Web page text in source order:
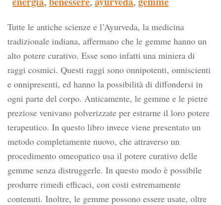
Tutte le antiche scienze e l’Ayurveda, la medicina
tradizionale indiana, affermano che le gemme hanno un
alto potere curativo. Esse sono infatti una miniera di
raggi cosmici. Questi raggi sono onnipotenti, onniscienti
e onnipresenti, ed hanno la possibilità di diffondersi in
ogni parte del corpo. Anticamente, le gemme e le pietre
preziose venivano polverizzate per estrarne il loro potere
terapeutico. In questo libro invece viene presentato un
metodo completamente nuovo, che attraverso un
procedimento omeopatico usa il potere curativo delle
gemme senza distruggerle. In questo modo è possibile
produrre rimedi efficaci, con costi estremamente
contenuti. Inoltre, le gemme possono essere usate, oltre